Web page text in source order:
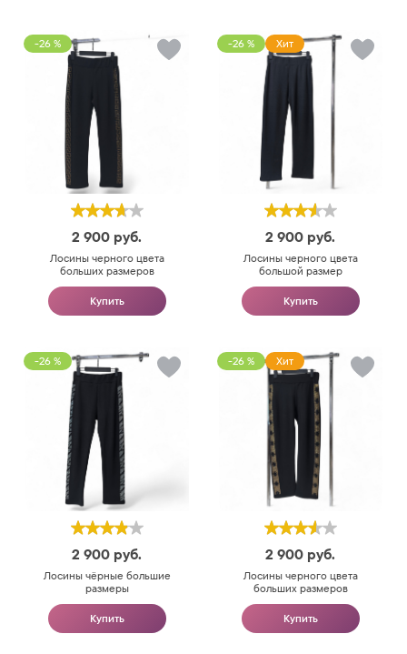
-26 %
2 900 руб.
Лосины черного цвета
больших размеров
Купить
-26 % Хит
2 900 руб.
Лосины черного цвета
большой размер
Купить
-26 %
2 900 руб.
Лосины чёрные большие
размеры
Купить
-26 % Хит
2 900 руб.
Лосины черного цвета
больших размеров
Купить